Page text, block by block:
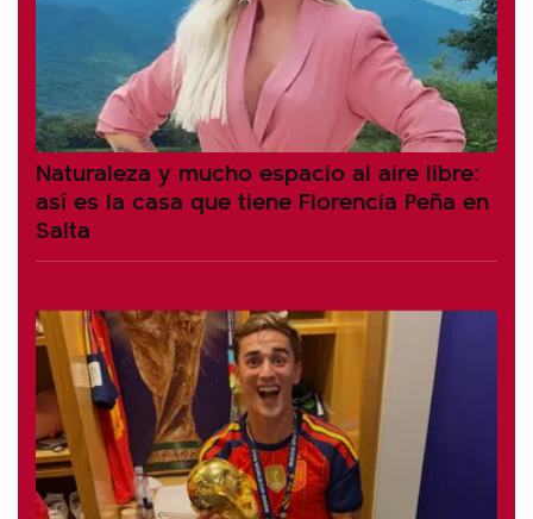
Naturaleza y mucho espacio al aire libre:
así es la casa que tiene Florencia Peña en
Salta